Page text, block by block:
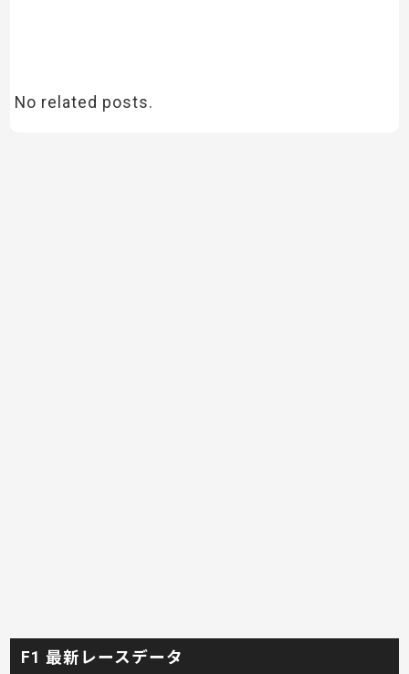
No related posts.
F1 最新レースデータ